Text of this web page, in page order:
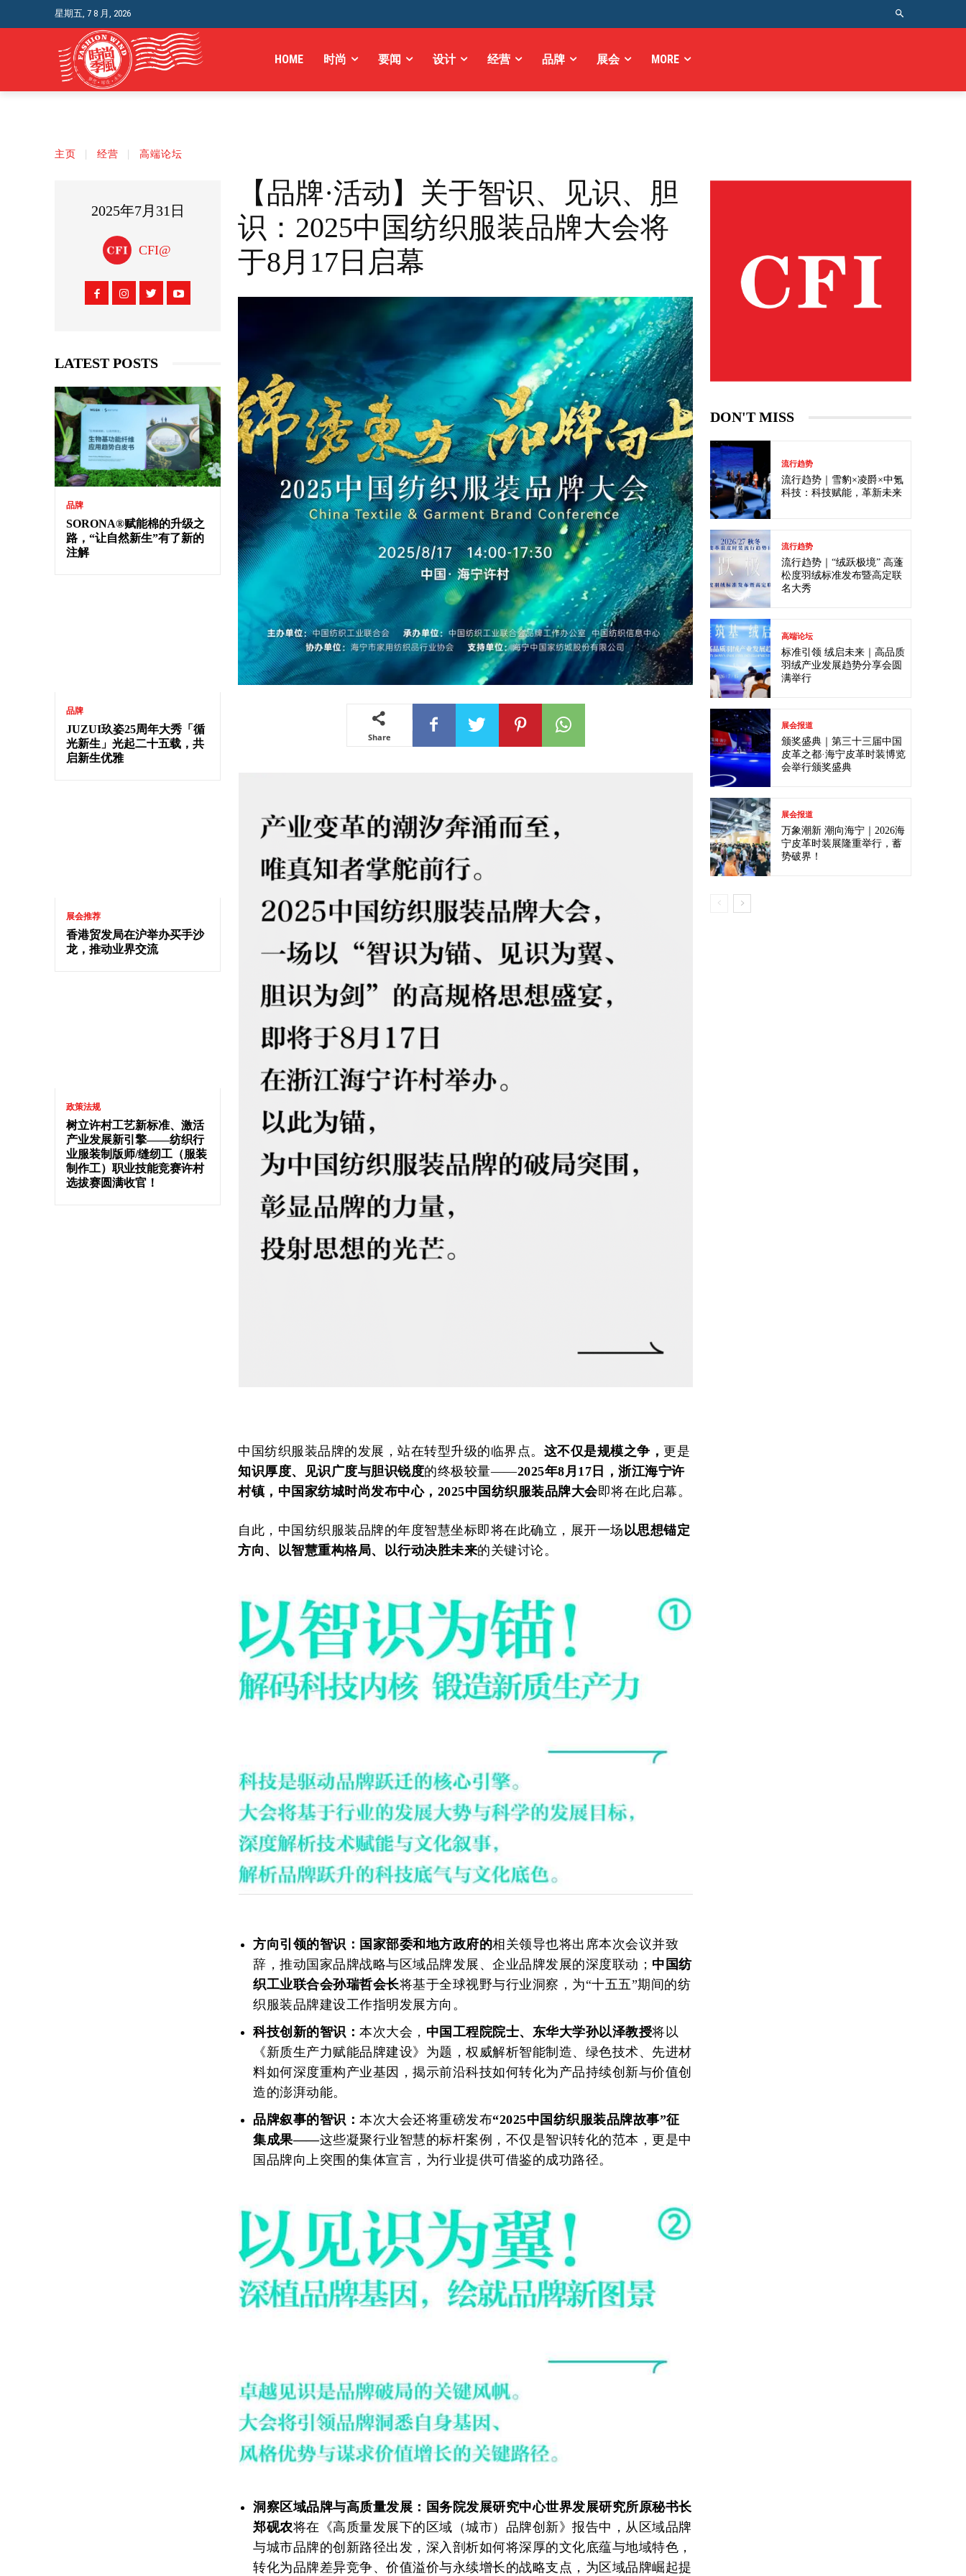
星期五, 7 8 月, 2026
HOME 时尚 要闻 设计 经营 品牌 展会 MORE
主页 经营 高端论坛
2025年7月31日
CFI@
LATEST POSTS
品牌
SORONA®赋能棉的升级之
路，“让自然新生”有了新的
注解
品牌
JUZUI玖姿25周年大秀「循
光新生」光起二十五载，共
启新生优雅
展会推荐
香港贸发局在沪举办买手沙
龙，推动业界交流
政策法规
树立许村工艺新标准、激活
产业发展新引擎——纺织行
业服装制版师/缝纫工（服装
制作工）职业技能竞赛许村
选拔赛圆满收官！
【品牌·活动】关于智识、见识、胆
识：2025中国纺织服装品牌大会将
于8月17日启幕
Share
中国纺织服装品牌的发展，站在转型升级的临界点。 这不仅是规模之争，更是
知识厚度、见识广度与胆识锐度的终极较量——2025年8月17日，浙江海宁许
村镇，中国家纺城时尚发布中心，2025中国纺织服装品牌大会即将在此启幕。
自此，中国纺织服装品牌的年度智慧坐标即将在此确立，展开一场 以思想锚定
方向、以智慧重构格局、以行动决胜未来的关键讨论。
方向引领的智识：国家部委和地方政府的相关领导也将出席本次会议并致
辞，推动国家品牌战略与区域品牌发展、企业品牌发展的深度联动； 中国纺
织工业联合会孙瑞哲会长将基于全球视野与行业洞察，为“十五五”期间的纺
织服装品牌建设工作指明发展方向。
科技创新的智识：本次大会， 中国工程院院士、东华大学孙以泽教授将以
《新质生产力赋能品牌建设》为题，权威解析智能制造、绿色技术、先进材
料如何深度重构产业基因，揭示前沿科技如何转化为产品持续创新与价值创
造的澎湃动能。
品牌叙事的智识：本次大会还将重磅发布“2025中国纺织服装品牌故事”征
集成果——这些凝聚行业智慧的标杆案例，不仅是智识转化的范本，更是中
国品牌向上突围的集体宣言，为行业提供可借鉴的成功路径。
洞察区域品牌与高质量发展：国务院发展研究中心世界发展研究所原秘书长
郑砚农将在《高质量发展下的区域（城市）品牌创新》报告中，从区域品牌
与城市品牌的创新路径出发，深入剖析如何将深厚的文化底蕴与地域特色，
转化为品牌差异竞争、价值溢价与永续增长的战略支点，为区域品牌崛起提
DON'T MISS
流行趋势
流行趋势｜雪豹×凌爵×中氪
科技：科技赋能，革新未来
流行趋势
流行趋势｜“绒跃极境” 高蓬
松度羽绒标准发布暨高定联
名大秀
高端论坛
标准引领 绒启未来｜高品质
羽绒产业发展趋势分享会圆
满举行
展会报道
颁奖盛典｜第三十三届中国
皮革之都·海宁皮革时装博览
会举行颁奖盛典
展会报道
万象潮新 潮向海宁｜2026海
宁皮革时装展隆重举行，蓄
势破界！